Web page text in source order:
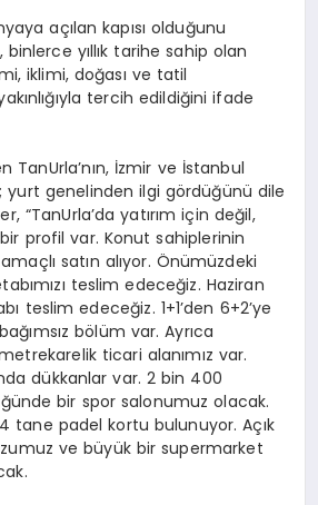
açılan kapısı olduğunu
, binlerce yıllık tarihe sahip olan
iklimi, doğası ve tatil
tercih edildiğini ifade
TanUrla’nın, İzmir ve İstanbul
yurt genelinden ilgi gördüğünü dile
, “TanUrla’da yatırım için değil,
profil var. Konut sahiplerinin
satın alıyor. Önümüzdeki
teslim edeceğiz. Haziran
teslim edeceğiz. 1+1’den 6+2’ye
bölüm var. Ayrıca
ticari alanımız var.
dükkanlar var. 2 bin 400
bir spor salonumuz olacak.
tane padel kortu bulunuyor. Açık
ve büyük bir supermarket